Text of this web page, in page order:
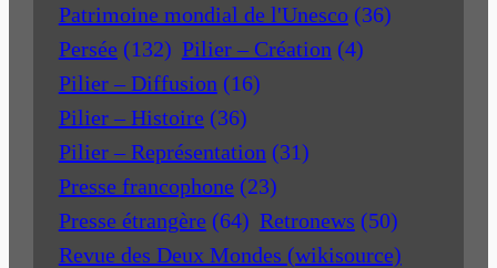
Patrimoine mondial de l'Unesco (36)
Persée (132) Pilier – Création (4)
Pilier – Diffusion (16)
Pilier – Histoire (36)
Pilier – Représentation (31)
Presse francophone (23)
Presse étrangère (64) Retronews (50)
Revue des Deux Mondes (wikisource)